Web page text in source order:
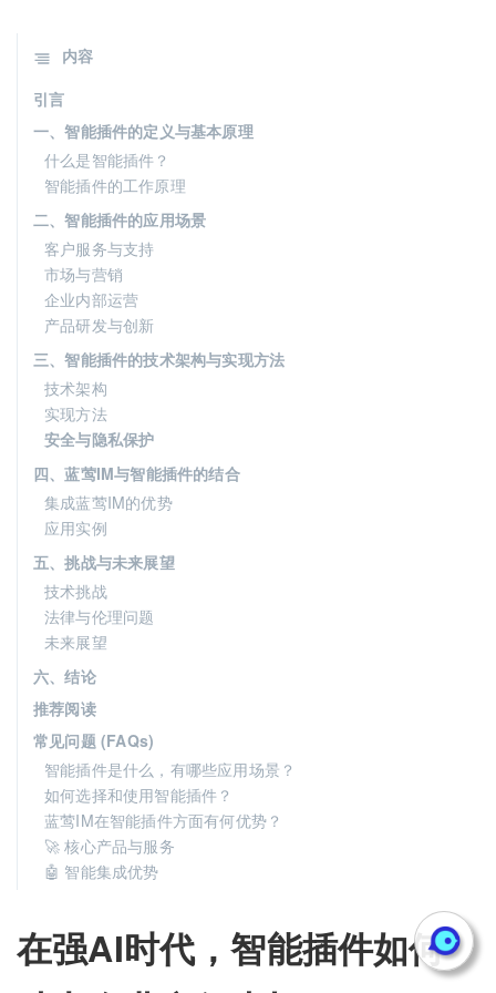
在强AI时代，智能插件如何
内容
引言
一、智能插件的定义与基本原理
什么是智能插件？
智能插件的工作原理
二、智能插件的应用场景
客户服务与支持
市场与营销
企业内部运营
产品研发与创新
三、智能插件的技术架构与实现方法
技术架构
实现方法
安全与隐私保护
四、蓝莺IM与智能插件的结合
集成蓝莺IM的优势
应用实例
五、挑战与未来展望
技术挑战
法律与伦理问题
未来展望
六、结论
推荐阅读
常见问题 (FAQs)
智能插件是什么，有哪些应用场景？
如何选择和使用智能插件？
蓝莺IM在智能插件方面有何优势？
🚀 核心产品与服务
🤖 智能集成优势